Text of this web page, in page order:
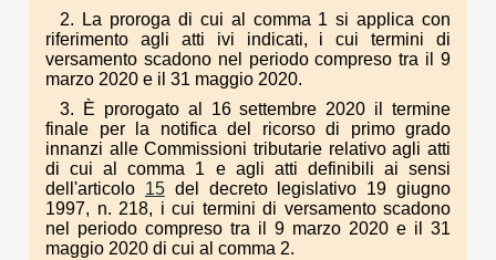
2. La proroga di cui al comma 1 si applica con
riferimento agli atti ivi indicati, i cui termini di
versamento scadono nel periodo compreso tra il 9
marzo 2020 e il 31 maggio 2020.
3. È prorogato al 16 settembre 2020 il termine
finale per la notifica del ricorso di primo grado
innanzi alle Commissioni tributarie relativo agli atti
di cui al comma 1 e agli atti definibili ai sensi
dell'articolo 15del decreto legislativo 19 giugno
1997, n. 218, i cui termini di versamento scadono
nel periodo compreso tra il 9 marzo 2020 e il 31
maggio 2020 di cui al comma 2.